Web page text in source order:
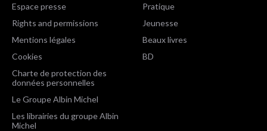
Espace presse
Rights and permissions
Mentions légales
Cookies
Charte de protection des
données personnelles
Le Groupe Albin Michel
Les librairies du groupe Albin
Michel
Pratique
Jeunesse
Beaux livres
BD